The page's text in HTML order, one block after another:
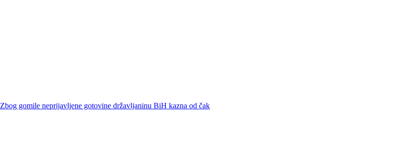
Zbog gomile neprijavljene gotovine državljaninu BiH kazna od čak